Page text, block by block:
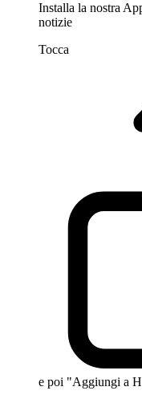
Installa la nostra
notizie
Tocca
e poi "Aggiungi a